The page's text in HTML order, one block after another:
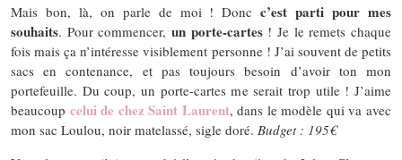
Mais bon, là, on parle de moi ! Doncc’est parti pour mes
souhaits. Pour commencer, un porte-cartes! Je le remets chaque
fois mais ça n’intéresse visiblement personne ! J’ai souvent de petits
sacs en contenance, et pas toujours besoin d’avoir ton mon
portefeuille. Du coup, un porte-cartes me serait trop utile ! J’aime
beaucoup celui de chez Saint Laurent, dans le modèle qui va avec
mon sac Loulou, noir matelassé, sigle doré. Budget : 195€